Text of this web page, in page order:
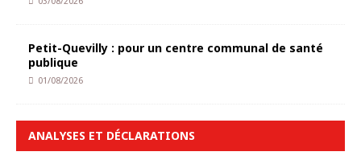
Petit-Quevilly : pour un centre communal de santé
publique
01/08/2026
ANALYSES ET DÉCLARATIONS